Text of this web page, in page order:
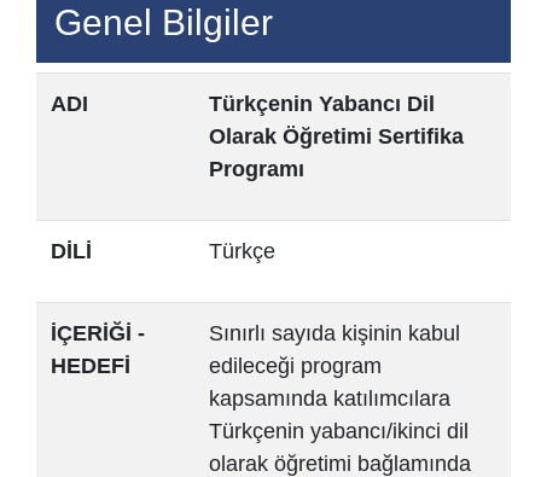
Genel Bilgiler
ADI
Türkçenin Yabancı Dil
Olarak Öğretimi Sertifika
Programı
DİLİ Türkçe
İÇERİĞİ -
HEDEFİ
Sınırlı sayıda kişinin kabul
edileceği program
kapsamında katılımcılara
Türkçenin yabancı/ikinci dil
olarak öğretimi bağlamında